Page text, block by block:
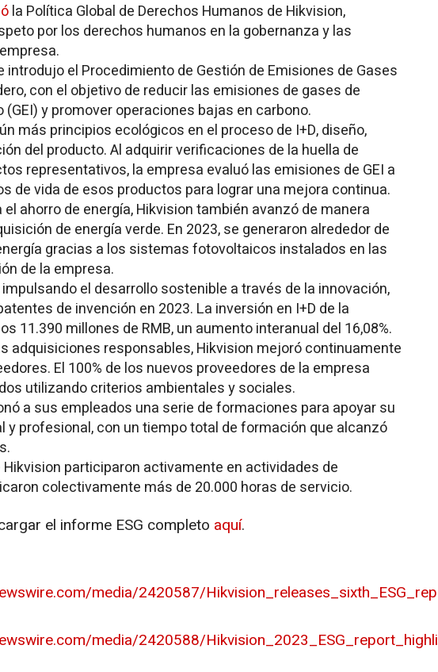
la Política Global de Derechos Humanos de Hikvision,
por los derechos humanos en la gobernanza y las
introdujo el Procedimiento de Gestión de Emisiones de Gases
con el objetivo de reducir las emisiones de gases de
y promover operaciones bajas en carbono.
más principios ecológicos en el proceso de I+D, diseño,
del producto. Al adquirir verificaciones de la huella de
representativos, la empresa evaluó las emisiones de GEI a
de vida de esos productos para lograr una mejora continua.
ahorro de energía, Hikvision también avanzó de manera
de energía verde. En 2023, se generaron alrededor de
gracias a los sistemas fotovoltaicos instalados en las
de la empresa.
el desarrollo sostenible a través de la innovación,
de invención en 2023. La inversión en I+D de la
11.390 millones de RMB, un aumento interanual del 16,08%.
adquisiciones responsables, Hikvision mejoró continuamente
El 100% de los nuevos proveedores de la empresa
utilizando criterios ambientales y sociales.
a sus empleados una serie de formaciones para apoyar su
y profesional, con un tiempo total de formación que alcanzó
participaron activamente en actividades de
colectivamente más de 20.000 horas de servicio.
el informe ESG completo aquí.
media/2420587/
media/2420588/